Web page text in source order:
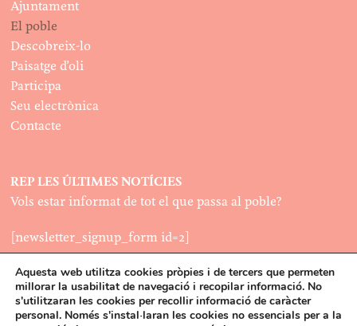
Ajuntament
El poble
Descobreix-lo
Paisatge d’oli
Participa
Seu electrònica
Contacte
REP LES ÚLTIMES NOTÍCIES
Vols estar informat de tot el que passa al poble?
[newsletter_signup_form id=2]
LEGAL
Política de cookies
©2022
Aquesta web utilitza cookies pròpies i de tercers que permeten
millorar la usabilitat de navegació i recopilar informació. No
s'utilitzaran les cookies per recollir informació de caràcter
personal. Només s'instal·laran les cookies no essencials per a la